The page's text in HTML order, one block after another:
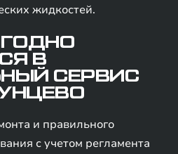
жидкостей.
В
СЕРВИС
и правильного
с учетом регламента